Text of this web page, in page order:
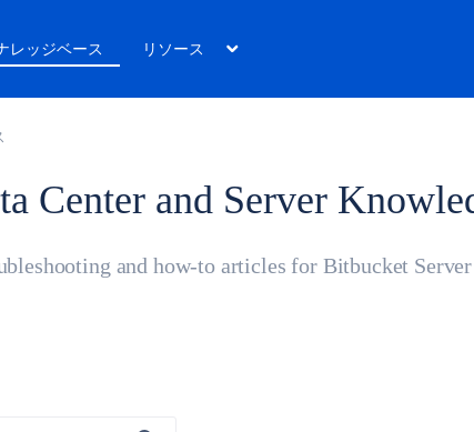
レッジベース リソース
Center and Server
and how-to articles for Bitbucket Server